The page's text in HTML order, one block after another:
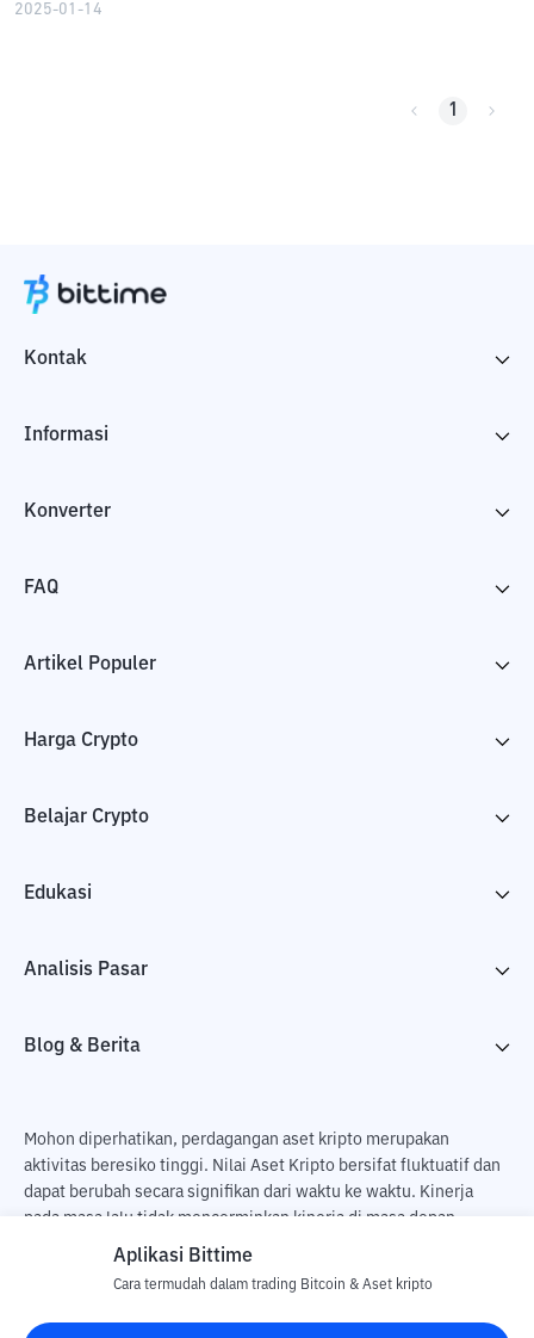
2025-01-14
1
Kontak
Informasi
Konverter
FAQ
Artikel Populer
Harga Crypto
Belajar Crypto
Edukasi
Analisis Pasar
Blog & Berita
Mohon diperhatikan, perdagangan aset kripto merupakan
aktivitas beresiko tinggi. Nilai Aset Kripto bersifat fluktuatif dan
dapat berubah secara signifikan dari waktu ke waktu. Kinerja
pada masa lalu tidak mencerminkan kinerja di masa depan.
Terdapat risiko kehilangan sebagai dampak dari membeli dan
pengguna. PT Utama Aset Digital Indonesia (Bittime) tidak
bertanggung jawab atas perubahan fluktuasi dari nilai tukar Aset
Aplikasi Bittime
Cara termudah dalam trading Bitcoin & Aset kripto